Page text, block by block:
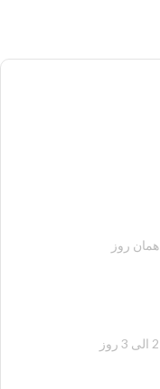
همان روز
2 الی 3 روز